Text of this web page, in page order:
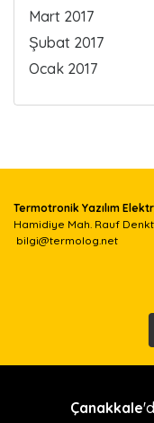
Mart 2017
Şubat 2017
Ocak 2017
Termotronik Yazılım
Hamidiye Mah. Rauf
bilgi@termolog.net
Çanakkale